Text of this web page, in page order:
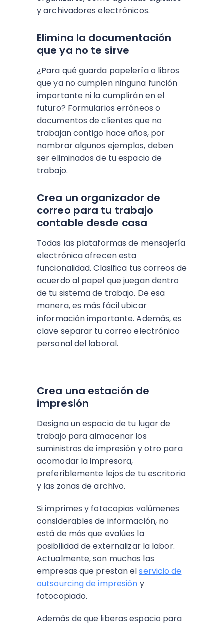
y archivadores electrónicos.
Elimina la documentación
que ya no te sirve
¿Para qué guarda papelería o libros
que ya no cumplen ninguna función
importante ni la cumplirán en el
futuro? Formularios erróneos o
documentos de clientes que no
trabajan contigo hace años, por
nombrar algunos ejemplos, deben
ser eliminados de tu espacio de
trabajo.
Crea un organizador de
correo para tu trabajo
contable desde casa
Todas las plataformas de mensajería
electrónica ofrecen esta
funcionalidad. Clasifica tus correos de
acuerdo al papel que juegan dentro
de tu sistema de trabajo. De esa
manera, es más fácil ubicar
información importante. Además, es
clave separar tu correo electrónico
personal del laboral.
Crea una estación de
impresión
Designa un espacio de tu lugar de
trabajo para almacenar los
suministros de impresión y otro para
acomodar la impresora,
preferiblemente lejos de tu escritorio
y las zonas de archivo.
Si imprimes y fotocopias volúmenes
considerables de información, no
está de más que evalúes la
posibilidad de externalizar la labor.
Actualmente, son muchas las
empresas que prestan elservicio de
outsourcing de impresión y
fotocopiado.
Además de que liberas espacio para